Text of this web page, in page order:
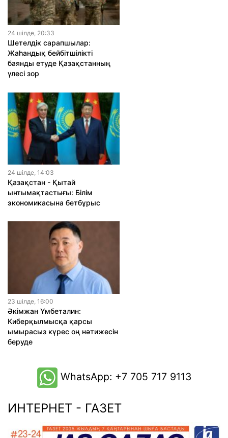
24 шiлде, 20:33
Шетелдік сарапшылар:
Жаһандық бейбітшілікті
баянды етуде Қазақстанның
үлесі зор
24 шiлде, 14:03
Қазақстан - Қытай
ынтымақтастығы: Білім
экономикасына бетбұрыс
23 шiлде, 16:00
Әкімжан Үмбеталин:
Киберқылмысқа қарсы
ымырасыз күрес оң нәтижесін
беруде
WhatsApp: +7 705 717 9113
ИНТЕРНЕТ - ГАЗЕТ